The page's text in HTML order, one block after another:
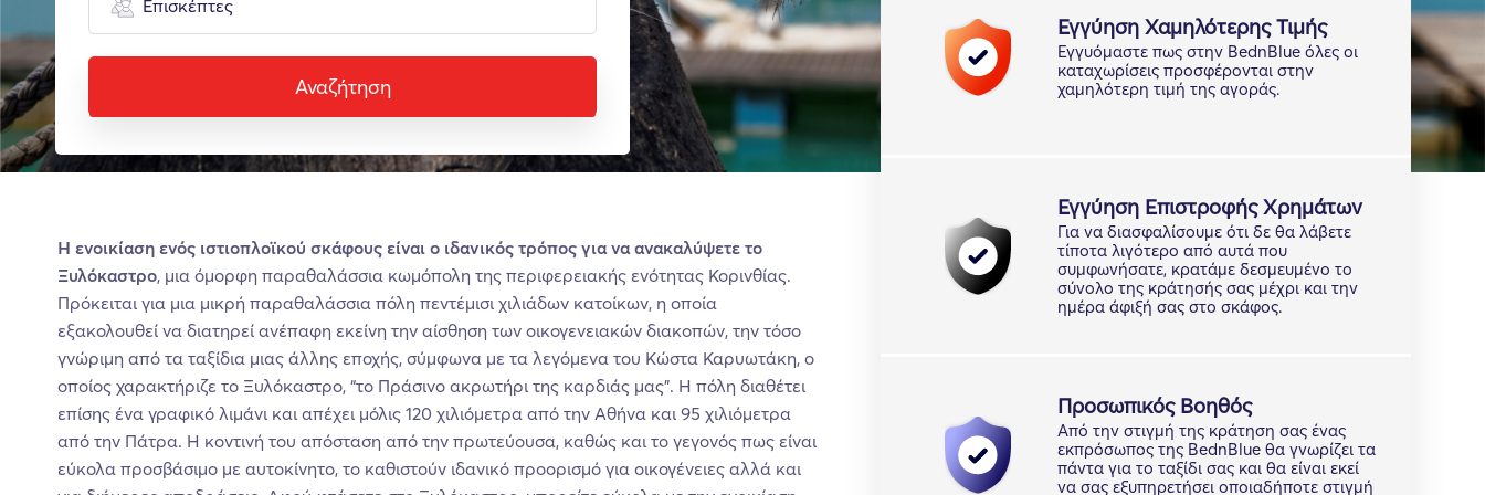
Επισκέπτες
Αναζήτηση
Εγγύηση Χαμηλότερης Τιμής
Εγγυόμαστε πως στην BednBlue όλες οι
καταχωρίσεις προσφέρονται στην
χαμηλότερη τιμή της αγοράς.
Εγγύηση Επιστροφής Χρημάτων
Για να διασφαλίσουμε ότι δε θα λάβετε
τίποτα λιγότερο από αυτά που
συμφωνήσατε, κρατάμε δεσμευμένο το
σύνολο της κράτησής σας μέχρι και την
ημέρα άφιξή σας στο σκάφος.
Προσωπικός Βοηθός
Από την στιγμή της κράτηση σας ένας
εκπρόσωπος της BednBlue θα γνωρίζει τα
πάντα για το ταξίδι σας και θα είναι εκεί
να σας εξυπηρετήσει οποιαδήποτε στιγμή
Η ενοικίαση ενός ιστιοπλοϊκού σκάφους είναι ο ιδανικός τρόπος για να ανακαλύψετε το
Ξυλόκαστρο, μια όμορφη παραθαλάσσια κωμόπολη της περιφερειακής ενότητας Κορινθίας.
Πρόκειται για μια μικρή παραθαλάσσια πόλη πεντέμισι χιλιάδων κατοίκων, η οποία
εξακολουθεί να διατηρεί ανέπαφη εκείνη την αίσθηση των οικογενειακών διακοπών, την τόσο
γνώριμη από τα ταξίδια μιας άλλης εποχής, σύμφωνα με τα λεγόμενα του Κώστα Καρυωτάκη, ο
οποίος χαρακτήριζε το Ξυλόκαστρο, “το Πράσινο ακρωτήρι της καρδιάς μας”. Η πόλη διαθέτει
επίσης ένα γραφικό λιμάνι και απέχει μόλις 120 χιλιόμετρα από την Αθήνα και 95 χιλιόμετρα
από την Πάτρα. Η κοντινή του απόσταση από την πρωτεύουσα, καθώς και το γεγονός πως είναι
εύκολα προσβάσιμο με αυτοκίνητο, το καθιστούν ιδανικό προορισμό για οικογένειες αλλά και